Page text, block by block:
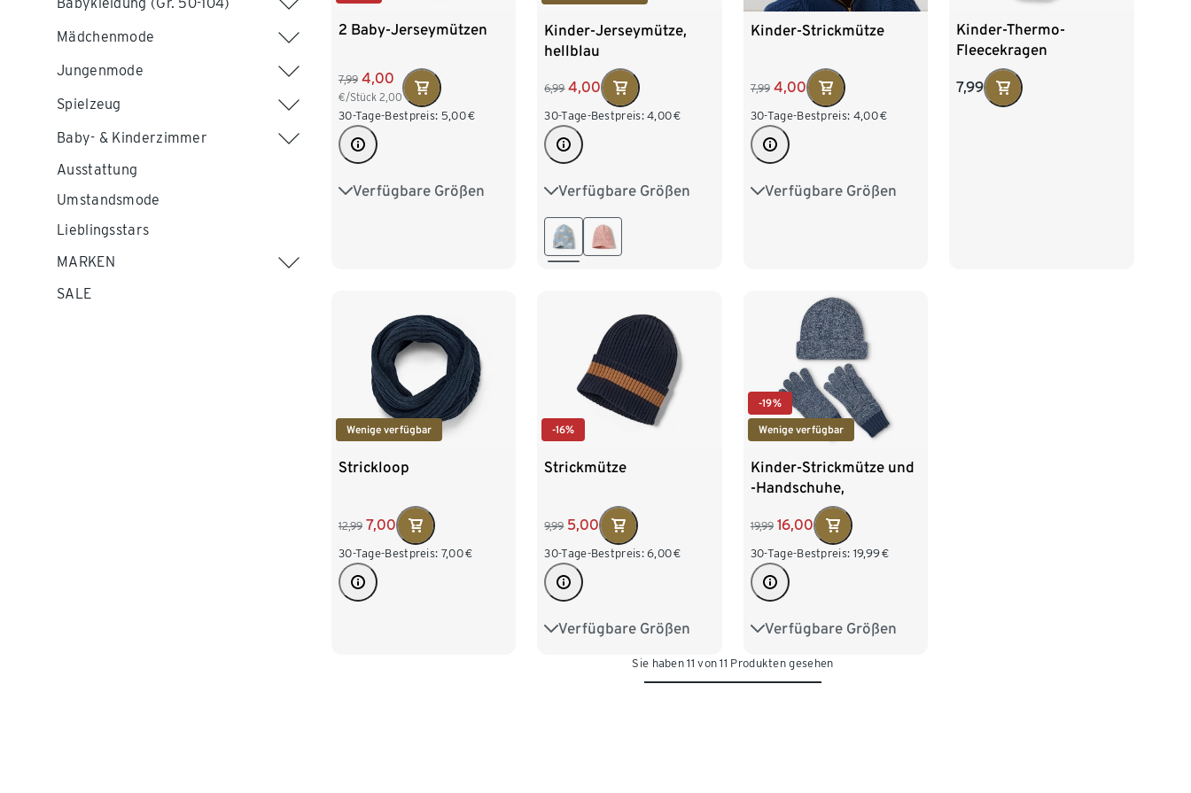
Mädchenmode
Jungenmode
Spielzeug
Baby- & Kinderzimmer
Ausstattung
Umstandsmode
Lieblingsstars
MARKEN
SALE
2 Baby-Jerseymützen
7,99 4,00
€/Stück 2,00
30-Tage-Bestpreis: 5,00€
Verfügbare Größen
49-52 cm 45-48 cm
Kinder-Jerseymütze,
hellblau
6,99 4,00
30-Tage-Bestpreis: 4,00€
Verfügbare Größen
49-52 cm 53-56 cm
Kinder-Strickmütze
7,99 4,00
30-Tage-Bestpreis: 4,00€
Verfügbare Größen
49-52 cm 53-56 cm
Kinder-Thermo-
Fleecekragen
7,99
Wenige verfügbar
Strickloop
12,99 7,00
30-Tage-Bestpreis: 7,00€
-16%
Strickmütze
9,99 5,00
30-Tage-Bestpreis: 6,00€
Verfügbare Größen
49-52 cm 53-56 cm
-19%
Wenige verfügbar
Kinder-Strickmütze und
-Handschuhe,
reflektierend
19,99 16,00
30-Tage-Bestpreis: 19,99€
Verfügbare Größen
49-52 cm 53-56 cm
Sie haben 11 von 11 Produkten gesehen